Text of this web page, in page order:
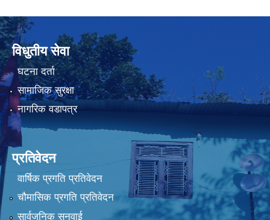
विधुतीय सेवा
घटना दर्ता
सामाजिक सुरक्षा
नागरिक वडापत्र
प्रतिवेदन
वार्षिक प्रगति प्रतिवेदन
चौमासिक प्रगति प्रतिवेदन
सार्वजनिक सुनुवाई